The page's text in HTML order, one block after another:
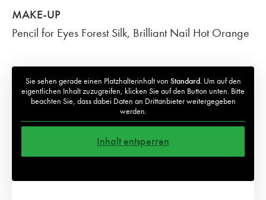
MAKE-UP
Pencil for Eyes Forest Silk, Brilliant Nail Hot Orange
Sie sehen gerade einen Platzhalterinhalt von Standard. Um auf den
eigentlichen Inhalt zuzugreifen, klicken Sie auf den Button unten. Bitte
beachten Sie, dass dabei Daten an Drittanbieter weitergegeben
werden.
Inhalt entsperren